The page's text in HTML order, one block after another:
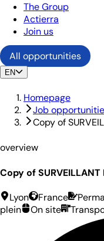
The Group
Actierra
Join us
All opportunities
EN
Homepage
Job
Copy of
overview
Copy of SURVEILLANT
Lyon France
plein
On site